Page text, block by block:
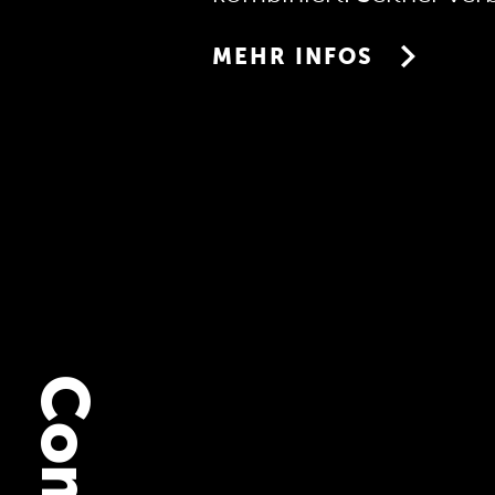
MEHR INFOS